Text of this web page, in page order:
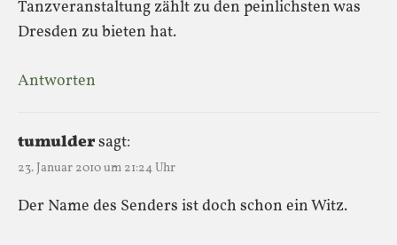
Tanzveranstaltung zählt zu den peinlichsten was
Dresden zu bieten hat.
Antworten
tumuldersagt:
23. Januar 2010 um 21:24 Uhr
Der Name des Senders ist doch schon ein Witz.